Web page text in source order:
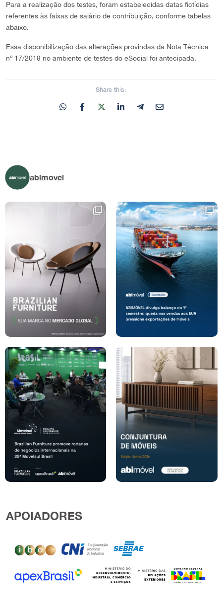
Para a realização dos testes, foram estabelecidas datas fictícias
referentes às faixas de salário de contribuição, conforme tabelas
abaixo.
Essa disponibilização das alterações provindas da Nota Técnica
nº 17/2019 no ambiente de testes do eSocial foi antecipada.
Share this:
abimovel
APOIADORES